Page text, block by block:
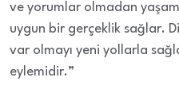
ve yorumlar olmadan
uygun bir gerçeklik sağlar.
var olmayı yeni yollarla
eylemidir.”